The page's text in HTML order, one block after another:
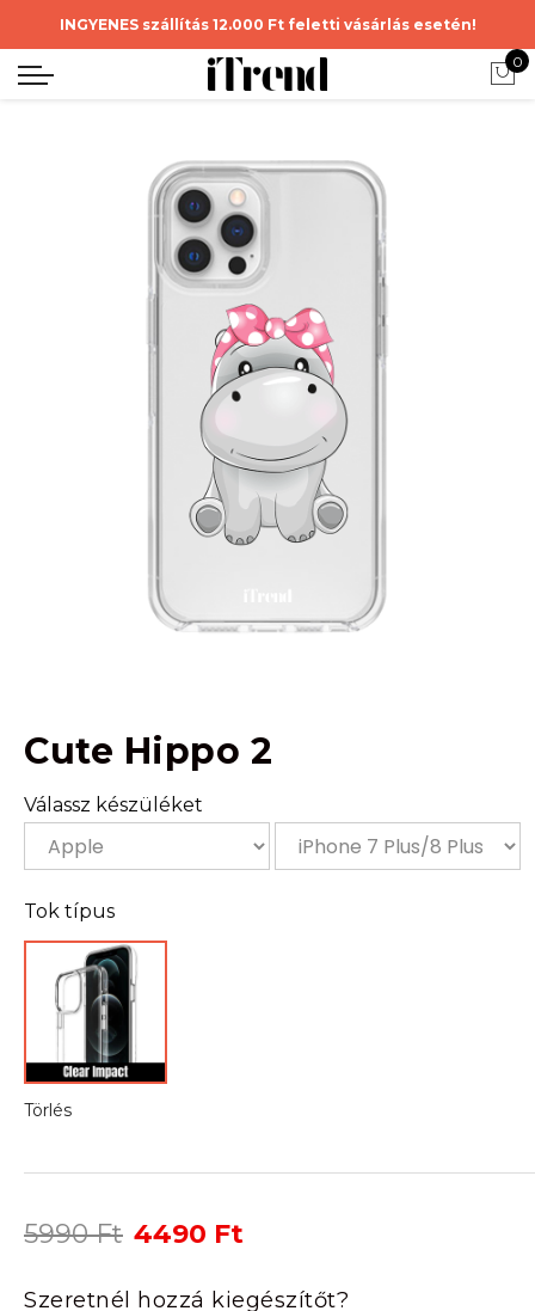
INGYENES szállítás 12.000 Ft feletti vásárlás esetén!
0
Cute Hippo 2
Válassz készüléket
Tok típus
Törlés
5990Ft Original
was:
4490 Ft
is:
Szeretnél hozzá kiegészítőt?